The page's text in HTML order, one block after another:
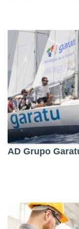
AD Grupo